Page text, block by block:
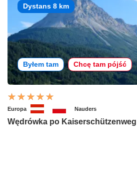
Dystans 8 km
Byłem tam Chcę tam pójść
Europa Nauders
Wędrówka po Kaiserschützenweg